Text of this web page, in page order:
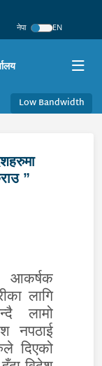
नेपा
EN
Low Bandwidth
”
आकर्षक
लागि
लामो
नपठाई
दिएको